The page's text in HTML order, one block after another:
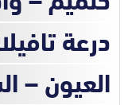
درعة
العيون –